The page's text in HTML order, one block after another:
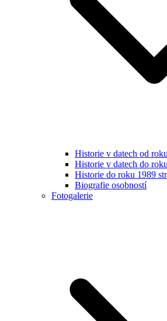
Historie v datech od
Historie v datech do
Historie do roku 1989
Biografie osobností
Fotogalerie